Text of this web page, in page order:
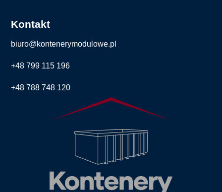
Kontakt
biuro@kontenerymodulowe.pl
+48 799 115 196
+48 788 748 120